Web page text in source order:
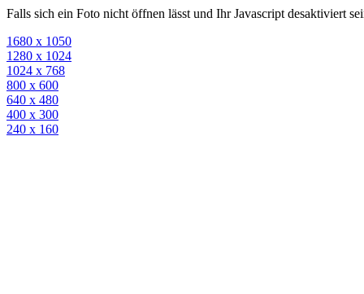
Falls sich ein Foto nicht öffnen lässt und Ihr Javascript desaktiviert
1680 x 1050
1280 x 1024
1024 x 768
800 x 600
640 x 480
400 x 300
240 x 160